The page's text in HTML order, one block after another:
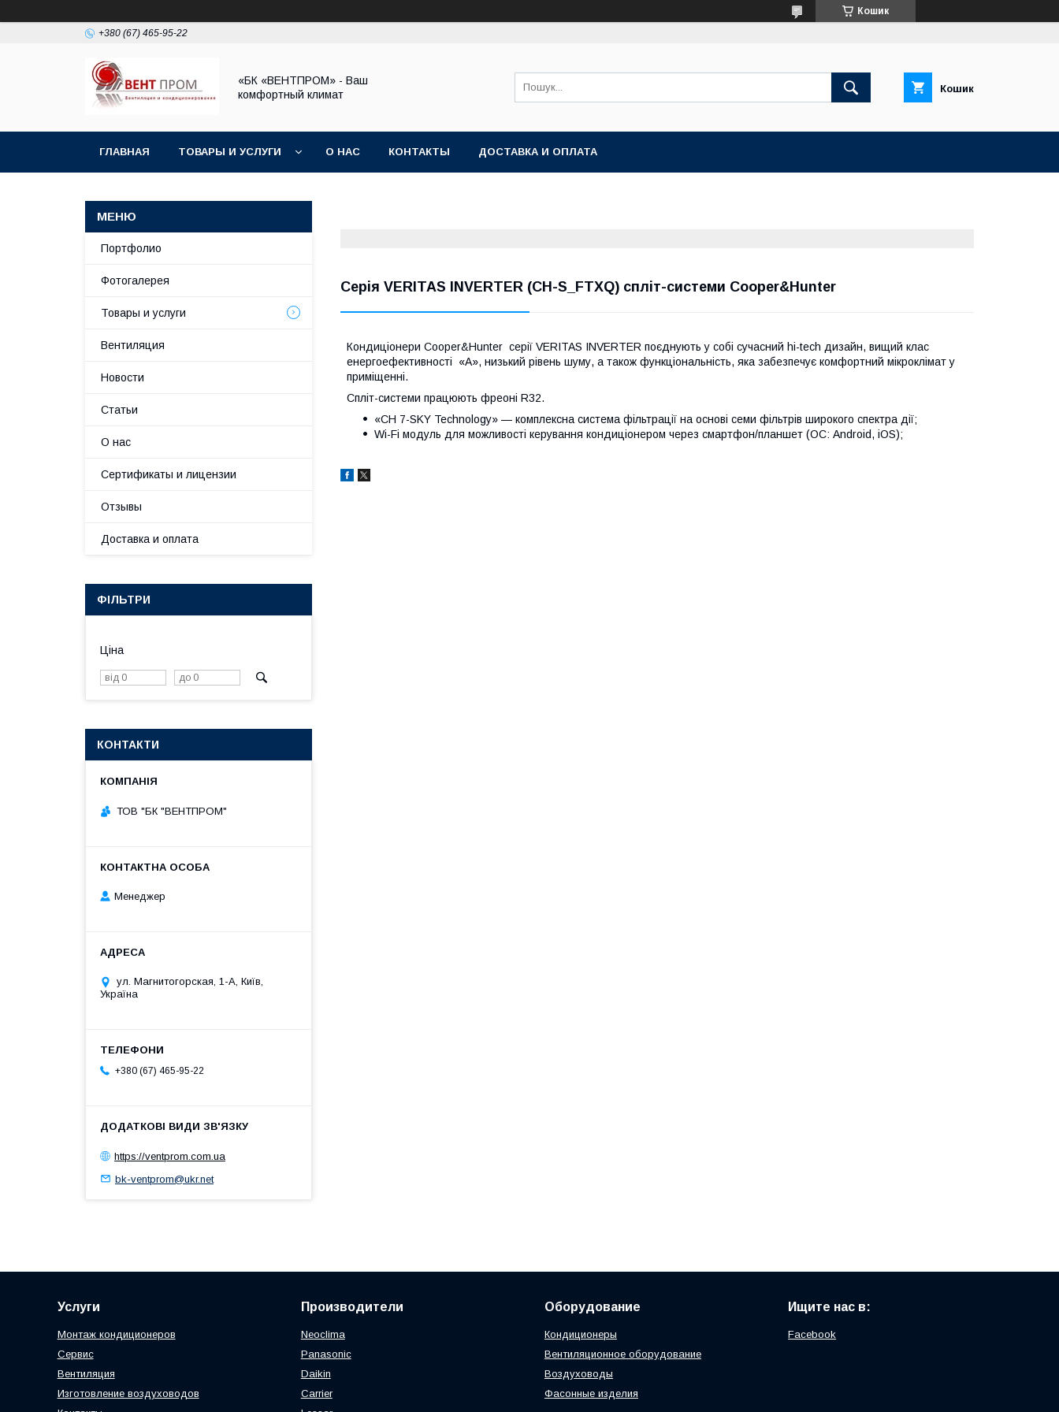
Кошик
+380 (67) 465-95-22
«БК «ВЕНТПРОМ» - Ваш
комфортный климат
Кошик
ГЛАВНАЯ ТОВАРЫ И УСЛУГИ О НАС КОНТАКТЫ ДОСТАВКА И ОПЛАТА
Серія VERITAS INVERTER (CH-S_FTXQ) спліт-системи Cooper&Hunter
Кондиціонери Cooper&Hunter серії VERITAS INVERTER поєднують у собі сучасний hi-tech дизайн, вищий клас
енергоефективності «А», низький рівень шуму, а також функціональність, яка забезпечує комфортний мікроклімат у
приміщенні.
Спліт-системи працюють фреоні R32.
«CH 7-SKY Technology» — комплексна система фільтрації на основі семи фільтрів широкого спектра дії;
Wi-Fi модуль для можливості керування кондиціонером через смартфон/планшет (ОС: Android, iOS);
Портфолио
Фотогалерея
Товары и услуги
Вентиляция
Новости
Статьи
О нас
Сертификаты и лицензии
Отзывы
Доставка и оплата
ФІЛЬТРИ
Ціна
КОНТАКТИ
ТОВ "БК "ВЕНТПРОМ"
Менеджер
ул. Магнитогорская, 1-А, Київ,
Україна
+380 (67) 465-95-22
https://ventprom.com.ua
bk-ventprom@ukr.net
Услуги
Монтаж кондиционеров
Сервис
Вентиляция
Изготовление воздуховодов
Производители
Neoclima
Panasonic
Daikin
Carrier
Оборудование
Кондиционеры
Вентиляционное оборудование
Воздуховоды
Фасонные изделия
Ищите нас в:
Facebook